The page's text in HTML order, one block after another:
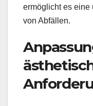
ermöglicht es eine
von Abfällen.